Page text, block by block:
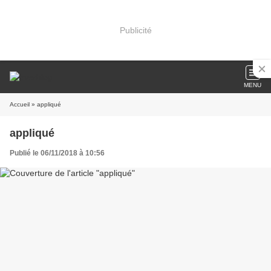
Publicité
MENU
Accueil » appliqué
appliqué
Publié le 06/11/2018 à 10:56